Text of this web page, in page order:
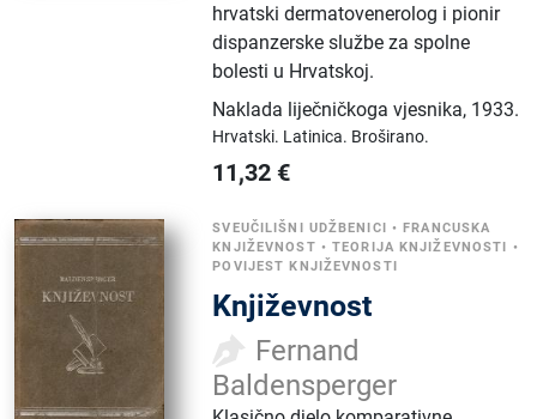
hrvatski dermatovenerolog i pionir
dispanzerske službe za spolne
bolesti u Hrvatskoj.
Naklada liječničkoga vjesnika, 1933.
Hrvatski. Latinica. Broširano.
11,32 €
SVEUČILIŠNI UDŽBENICI •FRANCUSKA
KNJIŽEVNOST •TEORIJA KNJIŽEVNOSTI •
POVIJEST KNJIŽEVNOSTI
Književnost
Fernand
Baldensperger